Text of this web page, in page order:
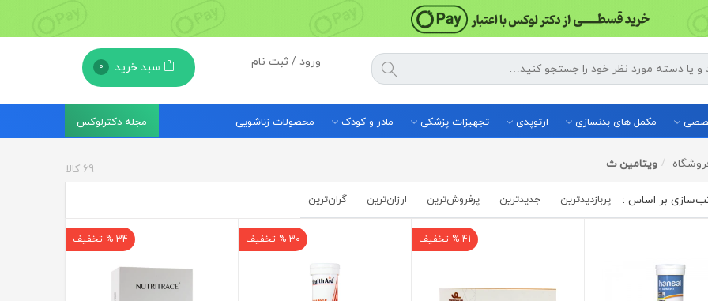
ورود / ثبت نام سبد خرید 0
مکمل های بدنسازی ارتوپدی تجهیزات پزشکی مادر و کودک محصولات زناشویی مجله دکترلوکس
ویتامین ث 69 کالا
پربازدیدترین جدیدترین پرفروش‌ترین‌ ارزان‌ترین گران‌ترین
41 % تخفیف 30 % تخفیف 34 % تخفیف